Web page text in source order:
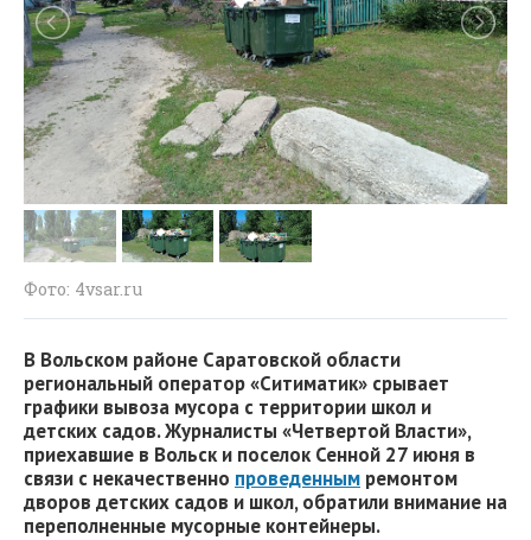
Фото: 4vsar.ru
В Вольском районе Саратовской области
региональный оператор «Ситиматик» срывает
графики вывоза мусора с территории школ и
детских садов. Журналисты «Четвертой Власти»,
приехавшие в Вольск и поселок Сенной 27 июня в
связи с некачественно проведенным ремонтом
дворов детских садов и школ, обратили внимание на
переполненные мусорные контейнеры.